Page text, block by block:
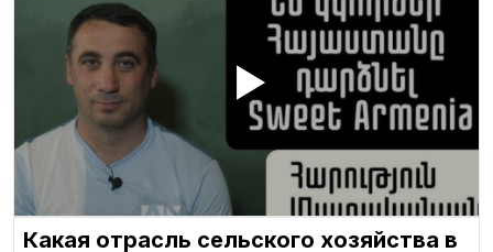
Какая отрасль сельского хозяйства в